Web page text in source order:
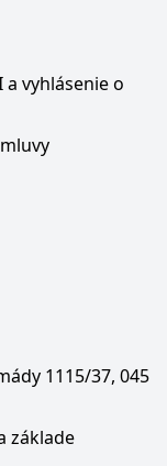
vyhlásenie o
1115/37, 045
základe